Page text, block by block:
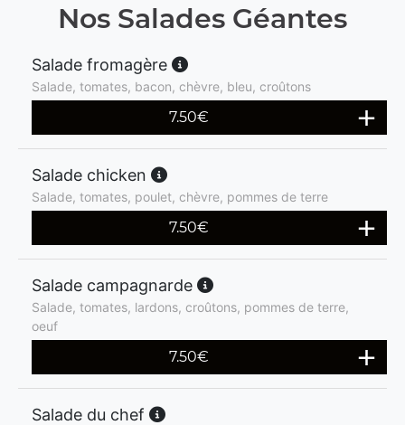
Nos Salades Géantes
Salade fromagère
Salade, tomates, bacon, chèvre, bleu, croûtons
7.50€
Salade chicken
Salade, tomates, poulet, chèvre, pommes de terre
7.50€
Salade campagnarde
Salade, tomates, lardons, croûtons, pommes de terre,
oeuf
7.50€
Salade du chef